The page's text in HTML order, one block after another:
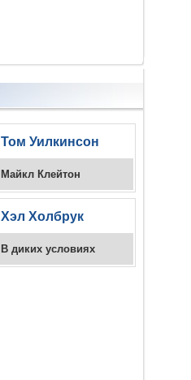
Том Уилкинсон
Майкл Клейтон
Хэл Холбрук
В диких условиях